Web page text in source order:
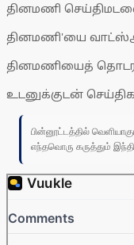
தினமணி
தினமணி'யை
தினமணியைத்
உடனுக்குடன்
பின்னூட்டத்தில்
எந்தவொரு கருத்தும்